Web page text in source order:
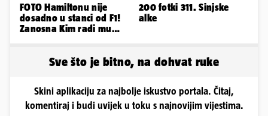
FOTO Hamiltonu nije
dosadno u stanci od F1!
Zanosna Kim radi mu
200 fotki 311. Sinjske
alke
Sve što je bitno, na dohvat ruke
Skini aplikaciju za najbolje iskustvo portala. Čitaj,
komentiraj i budi uvijek u toku s najnovijim vijestima.